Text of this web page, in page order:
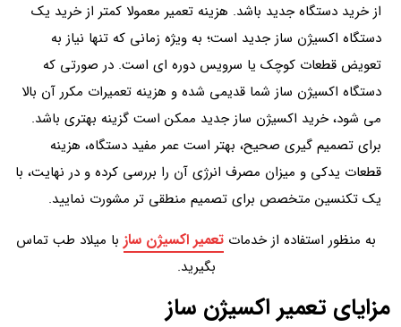
از خرید دستگاه جدید باشد. هزینه تعمیر معمولا کمتر از خرید یک
دستگاه اکسیژن ساز جدید است؛ به ویژه زمانی که تنها نیاز به
تعویض قطعات کوچک یا سرویس دوره ای است. در صورتی که
دستگاه اکسیژن ساز شما قدیمی شده و هزینه تعمیرات مکرر آن بالا
می شود، خرید اکسیژن ساز جدید ممکن است گزینه بهتری باشد.
برای تصمیم گیری صحیح، بهتر است عمر مفید دستگاه، هزینه
قطعات یدکی و میزان مصرف انرژی آن را بررسی کرده و در نهایت، با
یک تکنسین متخصص برای تصمیم منطقی تر مشورت نمایید.
به منظور استفاده از خدمات تعمیر اکسیژن ساز با میلاد طب تماس
بگیرید.
مزایای تعمیر اکسیژن ساز